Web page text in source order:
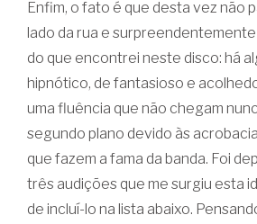
Enfim, o fato é que desta vez não
lado da rua e
do que encontrei neste disco: há
hipnótico, de fantasioso e
uma fluência que não chegam
segundo plano devido às
que fazem a fama da banda. Foi
três audições que me surgiu esta
de incluí-lo na lista abaixo.